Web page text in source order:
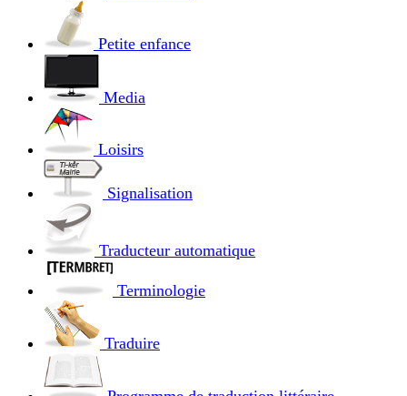
Petite enfance
Media
Loisirs
Signalisation
Traducteur automatique
Terminologie
Traduire